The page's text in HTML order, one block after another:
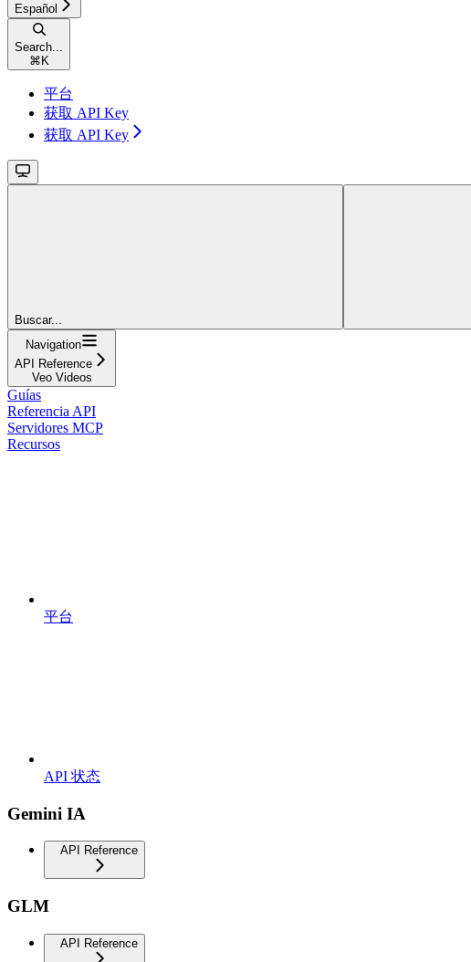
Español
Search...
⌘ K
平台
获取 API Key
获取 API Key
Buscar...
Navigation
API Reference
Veo Videos
Guías
Referencia API
Servidores MCP
Recursos
平台
API 状态
Gemini IA
API Reference
GLM
API Reference